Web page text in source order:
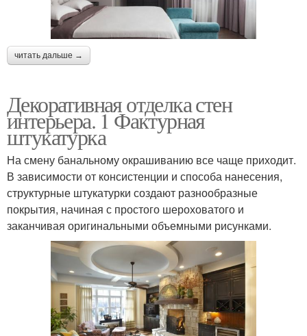
читать дальше →
Декоративная отделка стен
интерьера. 1 Фактурная
штукатурка
На смену банальному окрашиванию все чаще приходит.
В зависимости от консистенции и способа нанесения,
структурные штукатурки создают разнообразные
покрытия, начиная с простого шероховатого и
заканчивая оригинальными объемными рисунками.